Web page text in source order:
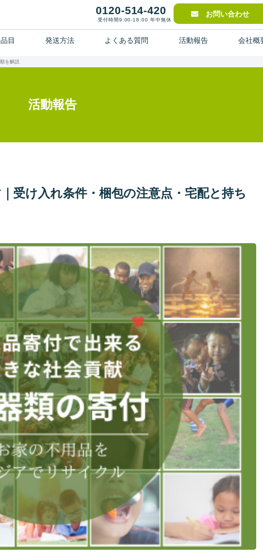
取り扱い品目
発送方法
お問い合わせ
イバシーポリシー お問い合わせ
0120-514-420
受付時間9:00-18:00 年中無休
お問い合わせ
目 発送方法 よくある質問 活動報告 会社概
を解説
活動報告
受け入れ条件・梱包の注意点・宅配と持ち